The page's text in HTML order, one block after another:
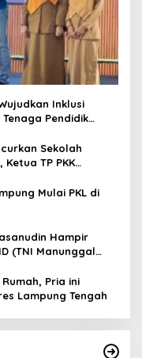
Inklusi
Pendidik
Sekolah
TP PKK
Mulai PKL di
Hampir
(TNI Manunggal
Pria ini
Lampung Tengah